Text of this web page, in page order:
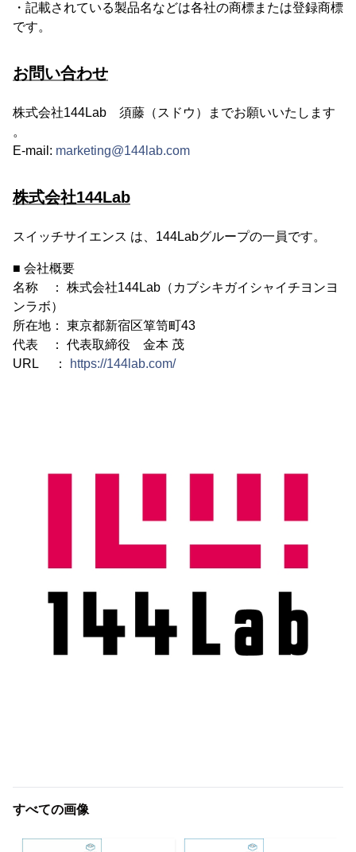
・記載されている製品名などは各社の商標または登録商標
です。
お問い合わせ
株式会社144Lab 須藤（スドウ）までお願いいたします
。
E-mail: marketing@144lab.com
株式会社144Lab
スイッチサイエンス は、144Labグループの一員です。
■ 会社概要
名称 ： 株式会社144Lab（カブシキガイシャイチヨンヨ
ンラボ）
所在地： 東京都新宿区箪笥町43
代表 ： 代表取締役 金本 茂
URL ：
https://144lab.com/
すべての画像